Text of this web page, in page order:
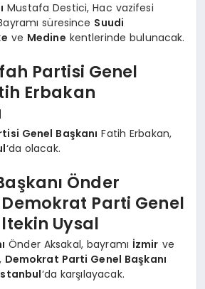
Mustafa Destici, Hac vazifesi
süresince Suudi
ve Medine kentlerinde bulunacak.
Partisi Genel
Erbakan
Genel Başkanı Fatih Erbakan,
‘da olacak.
Önder
Parti Genel
Uysal
Önder Aksakal, bayramı İzmir ve
Demokrat Parti Genel Başkanı
‘da karşılayacak.